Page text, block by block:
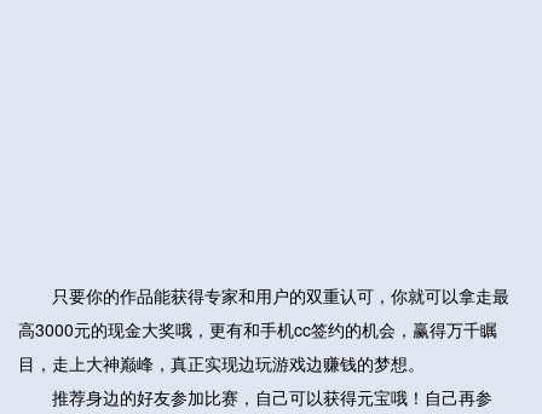
只要你的作品能获得专家和用户的双重认可，你就可以拿走最
高3000元的现金大奖哦，更有和手机cc签约的机会，赢得万千瞩
目，走上大神巅峰，真正实现边玩游戏边赚钱的梦想。
推荐身边的好友参加比赛，自己可以获得元宝哦！自己再参